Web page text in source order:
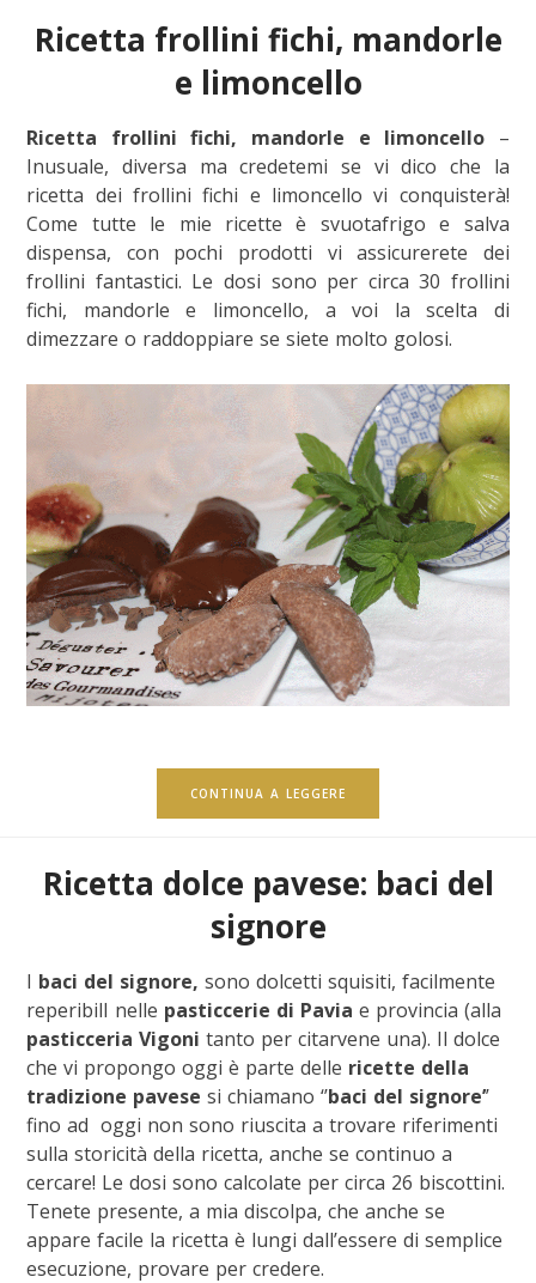
Ricetta frollini fichi, mandorle
e limoncello
Ricetta frollini fichi, mandorle e limoncello –
Inusuale, diversa ma credetemi se vi dico che la
ricetta dei frollini fichi e limoncello vi conquisterà!
Come tutte le mie ricette è svuotafrigo e salva
dispensa, con pochi prodotti vi assicurerete dei
frollini fantastici. Le dosi sono per circa 30 frollini
fichi, mandorle e limoncello, a voi la scelta di
dimezzare o raddoppiare se siete molto golosi.
CONTINUA A LEGGERE
Ricetta dolce pavese: baci del
signore
I baci del signore, sono dolcetti squisiti, facilmente
reperibilI nelle pasticcerie di Pavia e provincia (alla
pasticceria Vigoni tanto per citarvene una). Il dolce
che vi propongo oggi è parte delle ricette della
tradizione pavese si chiamano ‘’baci del signore’’
fino ad oggi non sono riuscita a trovare riferimenti
sulla storicità della ricetta, anche se continuo a
cercare! Le dosi sono calcolate per circa 26 biscottini.
Tenete presente, a mia discolpa, che anche se
appare facile la ricetta è lungi dall’essere di semplice
esecuzione, provare per credere.